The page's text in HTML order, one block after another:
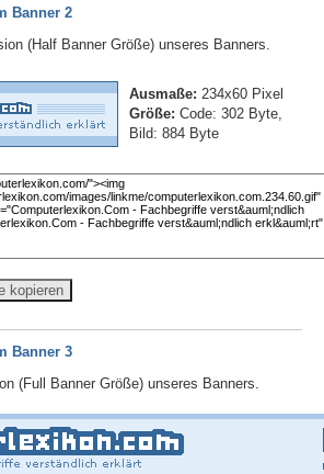
Banner 2
(Half Banner Größe) unseres Banners.
Ausmaße: 234x60 Pixel
Größe: Code: 302 Byte,
Bild: 884 Byte
kopieren
Banner 3
(Full Banner Größe) unseres Banners.